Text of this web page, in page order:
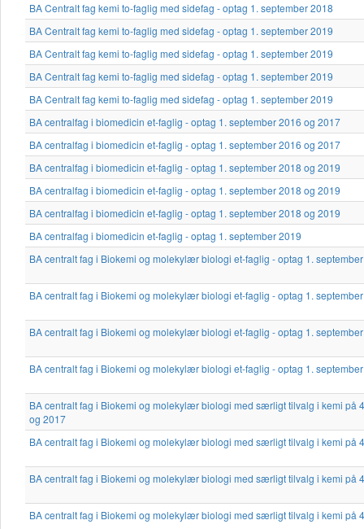
BA Centralt fag kemi to-faglig med sidefag - optag 1. september 2018
BA Centralt fag kemi to-faglig med sidefag - optag 1. september 2019
BA Centralt fag kemi to-faglig med sidefag - optag 1. september 2019
BA Centralt fag kemi to-faglig med sidefag - optag 1. september 2019
BA Centralt fag kemi to-faglig med sidefag - optag 1. september 2019
BA centralfag i biomedicin et-faglig - optag 1. september 2016 og 2017
BA centralfag i biomedicin et-faglig - optag 1. september 2016 og 2017
BA centralfag i biomedicin et-faglig - optag 1. september 2018 og 2019
BA centralfag i biomedicin et-faglig - optag 1. september 2018 og 2019
BA centralfag i biomedicin et-faglig - optag 1. september 2018 og 2019
BA centralfag i biomedicin et-faglig - optag 1. september 2019
BA centralt fag i Biokemi og molekylær biologi et-faglig - optag 1.
BA centralt fag i Biokemi og molekylær biologi et-faglig - optag 1.
BA centralt fag i Biokemi og molekylær biologi et-faglig - optag 1.
BA centralt fag i Biokemi og molekylær biologi et-faglig - optag 1.
BA centralt fag i Biokemi og molekylær biologi med særligt tilvalg i kemi på
og 2017
BA centralt fag i Biokemi og molekylær biologi med særligt tilvalg i kemi på
BA centralt fag i Biokemi og molekylær biologi med særligt tilvalg i kemi på
BA centralt fag i Biokemi og molekylær biologi med særligt tilvalg i kemi på